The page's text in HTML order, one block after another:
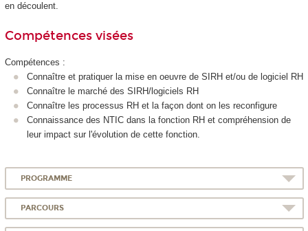
en découlent.
Compétences visées
Compétences :
Connaître et pratiquer la mise en oeuvre de SIRH et/ou de logiciel RH
Connaître le marché des SIRH/logiciels RH
Connaître les processus RH et la façon dont on les reconfigure
Connaissance des NTIC dans la fonction RH et compréhension de
leur impact sur l'évolution de cette fonction.
PROGRAMME
PARCOURS